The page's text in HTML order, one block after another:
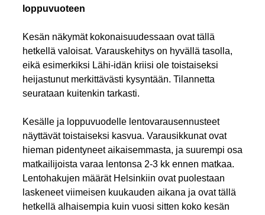
loppuvuoteen
Kesän näkymät kokonaisuudessaan ovat tällä
hetkellä valoisat. Varauskehitys on hyvällä tasolla,
eikä esimerkiksi Lähi-idän kriisi ole toistaiseksi
heijastunut merkittävästi kysyntään. Tilannetta
seurataan kuitenkin tarkasti.
Kesälle ja loppuvuodelle lentovarausennusteet
näyttävät toistaiseksi kasvua. Varausikkunat ovat
hieman pidentyneet aikaisemmasta, ja suurempi osa
matkailijoista varaa lentonsa 2-3 kk ennen matkaa.
Lentohakujen määrät Helsinkiin ovat puolestaan
laskeneet viimeisen kuukauden aikana ja ovat tällä
hetkellä alhaisempia kuin vuosi sitten koko kesän